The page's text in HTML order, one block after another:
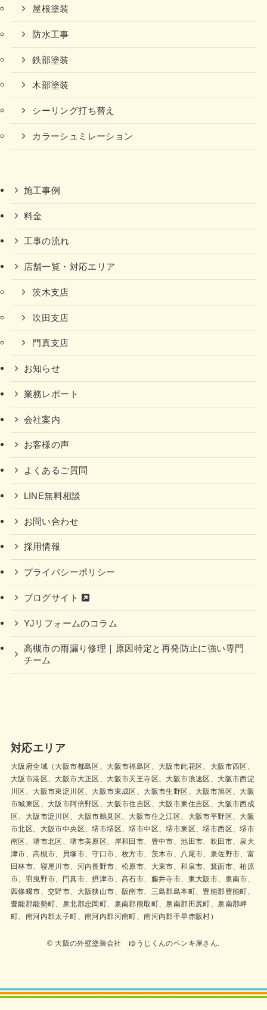
屋根塗装
防水工事
鉄部塗装
木部塗装
シーリング打ち替え
カラーシュミレーション
施工事例
料金
工事の流れ
店舗一覧・対応エリア
茨木支店
吹田支店
門真支店
お知らせ
業務レポート
会社案内
お客様の声
よくあるご質問
LINE無料相談
お問い合わせ
採用情報
プライバシーポリシー
ブログサイト
YJリフォームのコラム
高槻市の雨漏り修理｜原因特定と再発防止に強い専門
チーム
対応エリア
大阪府全域（大阪市都島区、大阪市福島区、大阪市此花区、大阪市西区、
大阪市港区、大阪市大正区、大阪市天王寺区、大阪市浪速区、大阪市西淀
川区、大阪市東淀川区、大阪市東成区、大阪市生野区、大阪市旭区、大阪
市城東区、大阪市阿倍野区、大阪市住吉区、大阪市東住吉区、大阪市西成
区、大阪市淀川区、大阪市鶴見区、大阪市住之江区、大阪市平野区、大阪
市北区、大阪市中央区、堺市堺区、堺市中区、堺市東区、堺市西区、堺市
南区、堺市北区、堺市美原区、岸和田市、豊中市、池田市、吹田市、泉大
津市、高槻市、貝塚市、守口市、枚方市、茨木市、八尾市、泉佐野市、富
田林市、寝屋川市、河内長野市、松原市、大東市、和泉市、箕面市、柏原
市、羽曳野市、門真市、摂津市、高石市、藤井寺市、東大阪市、泉南市、
四條畷市、交野市、大阪狭山市、阪南市、三島郡島本町、豊能郡豊能町、
豊能郡能勢町、泉北郡忠岡町、泉南郡熊取町、泉南郡田尻町、泉南郡岬
町、南河内郡太子町、南河内郡河南町、南河内郡千早赤阪村）
© 大阪の外壁塗装会社 ゆうじくんのペンキ屋さん.